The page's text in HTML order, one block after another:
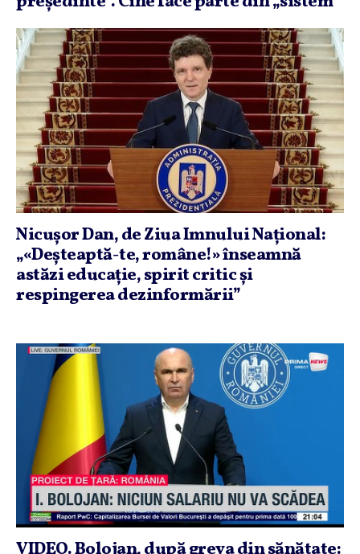
Nicuşor Dan, de Ziua Imnului Naţional:
„«Deşteaptă-te, române!» înseamnă
astăzi educaţie, spirit critic şi
respingerea dezinformării”